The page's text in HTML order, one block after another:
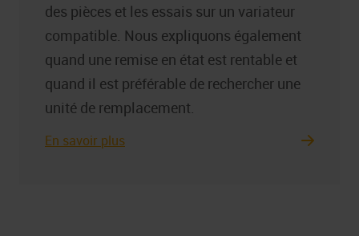
des pièces et les essais sur un variateur
compatible. Nous expliquons également
quand une remise en état est rentable et
quand il est préférable de rechercher une
unité de remplacement.
En savoir plus